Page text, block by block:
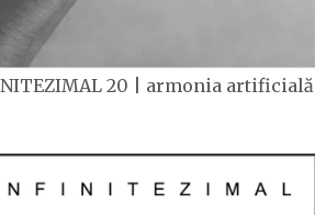
20 | armonia artificială